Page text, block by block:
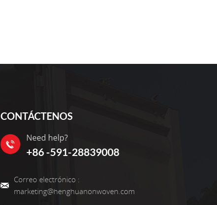
CONTÁCTENOS
Need help?
+86 -591-28839008
Correo electrónico :
marketing@henghuanonwoven.com